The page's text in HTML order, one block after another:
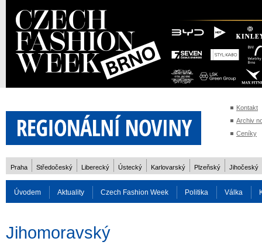
Kontakt
Archiv
Ceníky
Praha Středočeský Liberecký Ústecký Karlovarský Plzeňský Jihočeský
Úvodem Aktuality Czech Fashion Week Politika Válka
Jihomoravský